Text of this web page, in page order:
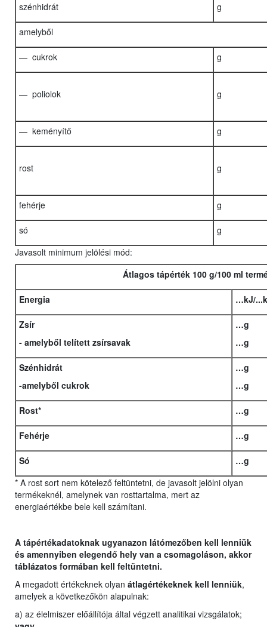
szénhidrát g
amelyből
— cukrok g
— poliolok g
— keményítő g
rost g
fehérje g
só
g
Javasolt minimum jelölési mód:
Átlagos tápérték 100 g/100 ml
Energia …kJ/
Zsír
- amelyből telített zsírsavak
…g
…g
Szénhidrát
-amelyből cukrok
…g
…g
Rost* …g
Fehérje …g
Só
…g
* A rost sort nem kötelező feltüntetni, de javasolt jelölni olyan
termékeknél, amelynek van rosttartalma, mert az
energiaértékbe bele kell számítani.
A tápértékadatoknak ugyanazon látómezőben kell lenniük
és amennyiben elegendő hely van a csomagoláson, akkor
táblázatos formában kell feltüntetni.
A megadott értékeknek olyan átlagértékeknek kell lenniük,
amelyek a következőkön alapulnak:
a) az élelmiszer előállítója által végzett analitikai vizsgálatok;